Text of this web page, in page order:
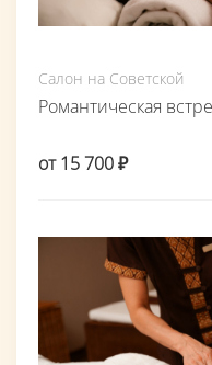
Салон на Советской
Романтическая
от 15 700 ₽